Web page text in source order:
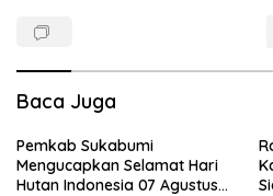
Baca Juga
Pemkab Sukabumi
Mengucapkan Selamat Hari
Hutan Indonesia 07 Agustus